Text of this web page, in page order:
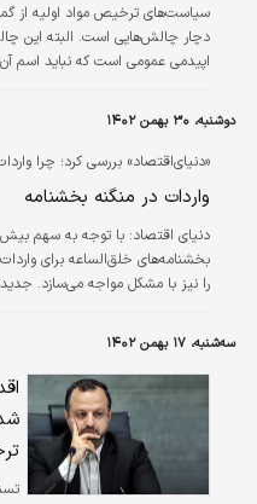
سیاست‌های ترخیص مواد اولیه از
دچار چالش‌هایی است. البته این
اپیدمی عمومی است که نباید اسم
دوشنبه، ۳۰ بهمن ۱۴۰۲
«دنیای‌اقتصاد» بررسی کرد؛ چرا
واردات در منگنه بخشنامه
دنیای اقتصاد:
را نیز با مشکل مواجه می‌سازد.
سه‌شنبه، ۱۷ بهمن ۱۴۰۲